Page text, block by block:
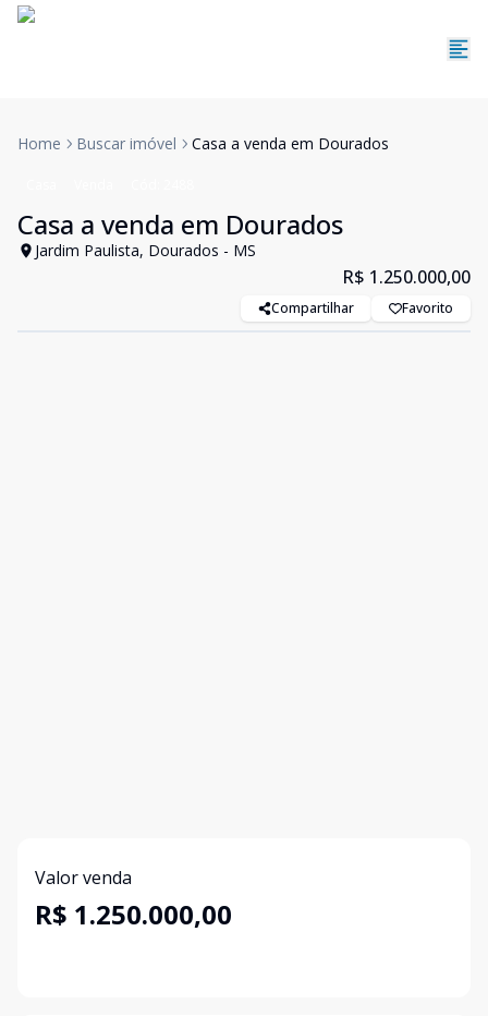
Home Buscar imóvel Casa a venda em Dourados
Casa a venda em Dourados
Jardim Paulista, Dourados - MS
R$ 1.250.000,00
Compartilhar Favorito
Valor venda
R$ 1.250.000,00